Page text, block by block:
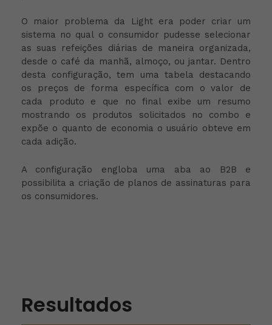
O maior problema da Light era poder criar um
sistema no qual o consumidor pudesse selecionar
as suas refeições diárias de maneira organizada,
desde o café da manhã, almoço, ou jantar. Dentro
desta configuração, tem uma tabela destacando
os preços de forma específica com o valor de
cada produto e que no final exibe um resumo
mostrando os produtos solicitados no combo e
expõe o quanto de economia o usuário obteve em
cada adição.
A configuração engloba uma aba ao B2B e
possibilita a criação de planos de assinaturas para
os consumidores.
Resultados